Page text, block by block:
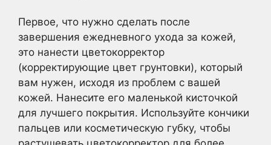
Первое, что нужно сделать после
завершения ежедневного ухода за кожей,
это нанести цветокорректор
(корректирующие цвет грунтовки), который
вам нужен, исходя из проблем с вашей
кожей. Нанесите его маленькой кисточкой
для лучшего покрытия. Используйте кончики
пальцев или косметическую губку, чтобы